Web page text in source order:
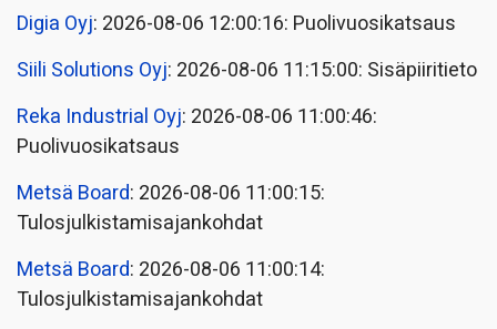
Digia Oyj: 2026-08-06 12:00:16: Puolivuosikatsaus
Siili Solutions Oyj: 2026-08-06 11:15:00: Sisäpiiritieto
Reka Industrial Oyj: 2026-08-06 11:00:46:
Puolivuosikatsaus
Metsä Board: 2026-08-06 11:00:15:
Tulosjulkistamisajankohdat
Metsä Board: 2026-08-06 11:00:14:
Tulosjulkistamisajankohdat